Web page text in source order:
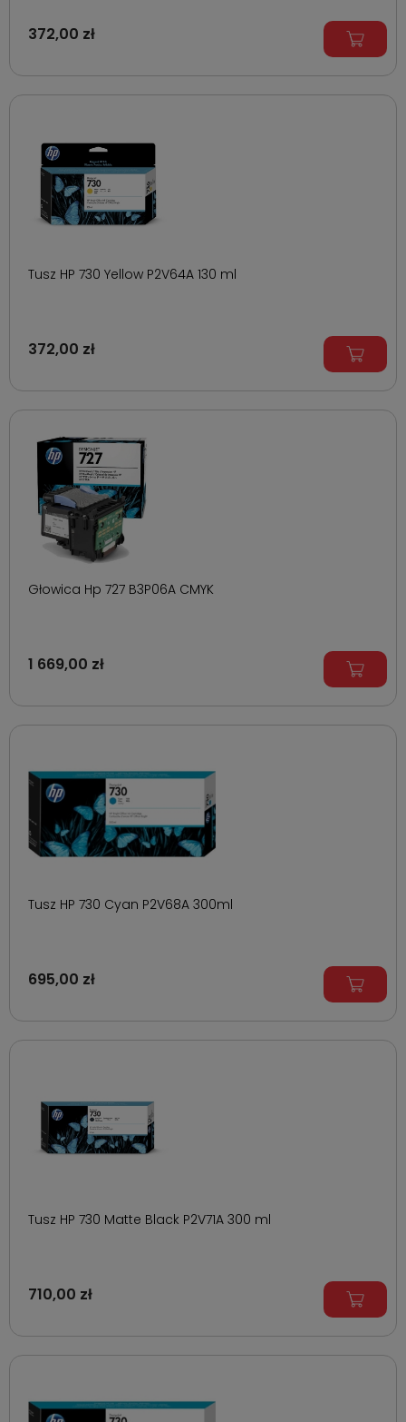
372,00 zł
Tusz HP 730 Yellow P2V64A 130 ml
372,00 zł
Głowica Hp 727 B3P06A CMYK
1 669,00 zł
Tusz HP 730 Cyan P2V68A 300ml
695,00 zł
Tusz HP 730 Matte Black P2V71A 300 ml
710,00 zł